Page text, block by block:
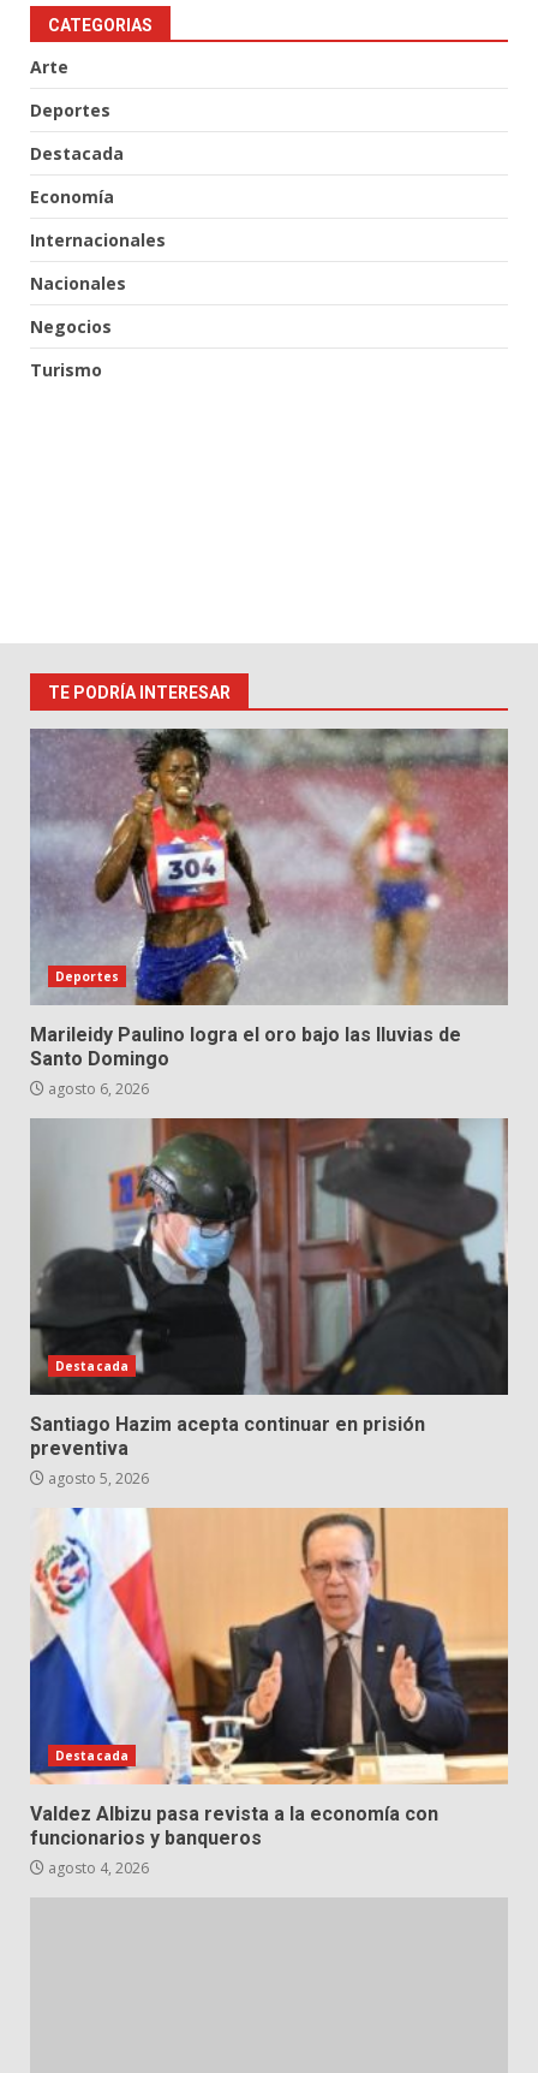
CATEGORIAS
Arte
Deportes
Destacada
Economía
Internacionales
Nacionales
Negocios
Turismo
TE PODRÍA INTERESAR
Deportes
Marileidy Paulino logra el oro bajo las lluvias de
Santo Domingo
agosto 6, 2026
Destacada
Santiago Hazim acepta continuar en prisión
preventiva
agosto 5, 2026
Destacada
Valdez Albizu pasa revista a la economía con
funcionarios y banqueros
agosto 4, 2026